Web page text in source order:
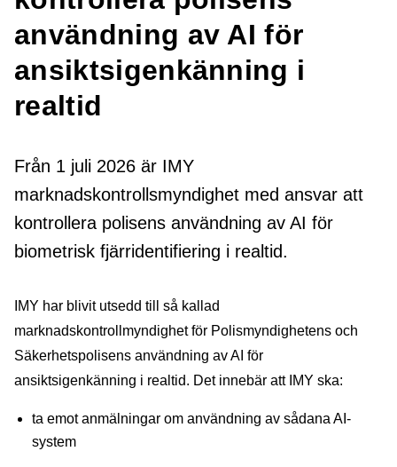
användning av AI för
ansiktsigenkänning i
realtid
Från 1 juli 2026 är IMY
marknadskontrollsmyndighet med ansvar att
kontrollera polisens användning av AI för
biometrisk fjärridentifiering i realtid.
IMY har blivit utsedd till så kallad
marknadskontrollmyndighet för Polismyndighetens och
Säkerhetspolisens användning av AI för
ansiktsigenkänning i realtid. Det innebär att IMY ska:
ta emot anmälningar om användning av sådana AI-
system